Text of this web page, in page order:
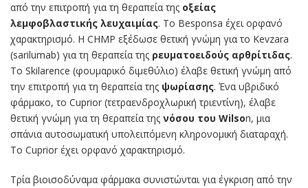
από την επιτροπή για τη θεραπεία της οξείας
λεμφοβλαστικής λευχαιμίας. Το Besponsa έχει ορφανό
χαρακτηρισμό. Η CHMP εξέδωσε θετική γνώμη για το Kevzara
(sarilumab) για τη θεραπεία της ρευματοειδούς αρθρίτιδας.
To Skilarence (φουμαρικό διμεθύλιο) έλαβε θετική γνώμη από
την επιτροπή για τη θεραπεία της ψωρίασης. Ένα υβριδικό
φάρμακο, το Cuprior (τετραενδροχλωρική τριεντίνη), έλαβε
θετική γνώμη για τη θεραπεία της νόσου του Wilson, μια
σπάνια αυτοσωματική υπολειπόμενη κληρονομική διαταραχή.
Το Cuprior έχει ορφανό χαρακτηρισμό.
Τρία βιοισοδύναμα φάρμακα συνιστώνται για έγκριση από την